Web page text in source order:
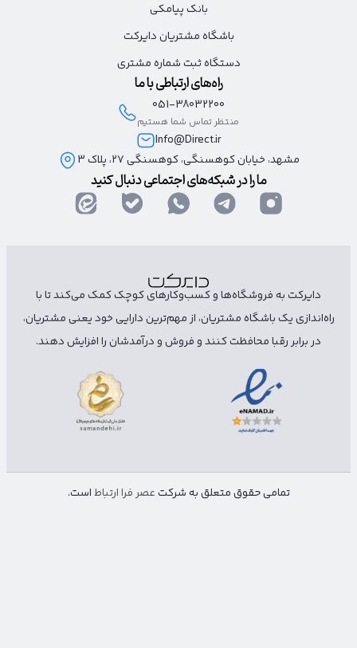
بانک پیامکی
باشگاه مشتریان دایرکت
دستگاه ثبت شماره مشتری
راه‌های ارتباطی با ما
051-38032200
منتظر تماس شما هستیم
Info@Direct.ir
مشهد، خیابان کوهسنگی، کوهسنگی ۲۷، پلاک 3
ما را در شبکه‌های اجتماعی دنبال کنید
دایرکت به فروشگاه‌ها و کسب‌وکارهای کوچک کمک می‌کند تا با
راه‌اندازی یک باشگاه مشتریان، از مهم‌ترین دارایی خود یعنی مشتریان،
در برابر رقبا محافظت کنند و فروش و درآمدشان را افزایش دهند.
تمامی حقوق متعلق به شرکتعصر فرا ارتباطاست.